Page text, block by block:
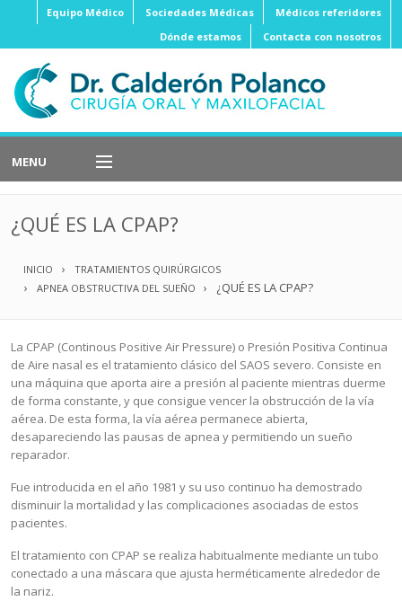
Equipo Médico Sociedades Médicas
Médicos referidores
Dónde estamos
Contacta con nosotros
MENU
CirugíaOral
CirugíaOncológica
CirugíaReconstructiva
Glándulas Salivales
DistracciónOsteogénica
FeminizaciónFacial
¿QUÉ ES LA CPAP?
INICIO
TRATAMIENTOS QUIRÚRGICOS
APNEA OBSTRUCTIVA DEL SUEÑO
¿QUÉ ES LA CPAP?
La CPAP (Continous Positive Air Pressure) o Presión Positiva Continua
de Aire nasal es el tratamiento clásico del SAOS severo. Consiste en
una máquina que aporta aire a presión al paciente mientras duerme
de forma constante, y que consigue vencer la obstrucción de la vía
aérea. De esta forma, la vía aérea permanece abierta,
desapareciendo las pausas de apnea y permitiendo un sueño
reparador.
Fue introducida en el año 1981 y su uso continuo ha demostrado
disminuir la mortalidad y las complicaciones asociadas de estos
pacientes.
El tratamiento con CPAP se realiza habitualmente mediante un tubo
conectado a una máscara que ajusta herméticamente alrededor de
la nariz.